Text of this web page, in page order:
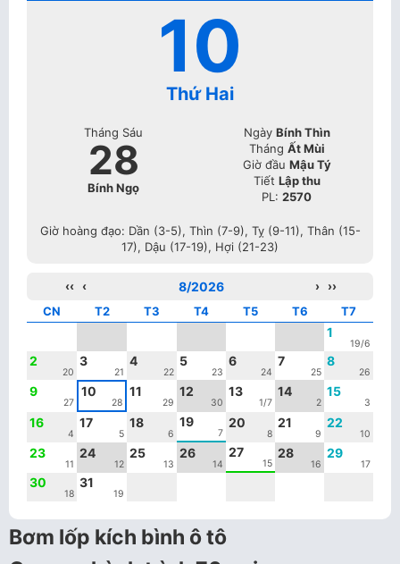
10
Thứ Hai
Tháng Sáu
28
Bính Ngọ
Ngày Bính Thìn
Tháng Ất Mùi
Giờ đầu Mậu Tý
Tiết Lập thu
PL: 2570
Giờ hoàng đạo: Dần (3-5), Thìn (7-9), Tỵ (9-11), Thân (15-
17), Dậu (17-19), Hợi (21-23)
‹‹ ‹ 8/2026 ›
››
CN
T2 T3 T4 T5 T6 T7
1
19/6
2
20
3
21
4
22
5
23
6
24
7
25
8
26
9
27
10
28
11
29
12
30
13
1/7
14
2
15
3
16
4
17
5
18
6
19
7
20
8
21
9
22
10
23
11
24
12
25
13
26
14
27
15
28
16
29
17
30
18
31
19
Bơm lốp kích bình ô tô